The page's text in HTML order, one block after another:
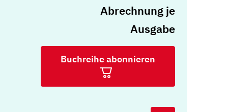
Abrechnung je
Ausgabe
Buchreihe abonnieren